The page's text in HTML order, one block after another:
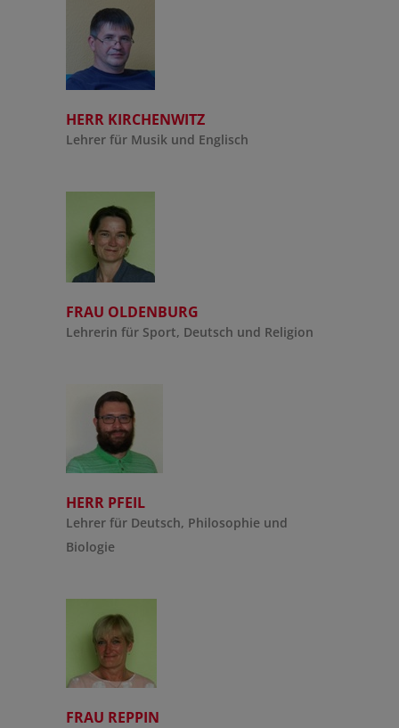
HERR KIRCHENWITZ
Lehrer für Musik und Englisch
FRAU OLDENBURG
Lehrerin für Sport, Deutsch und Religion
HERR PFEIL
Lehrer für Deutsch, Philosophie und
Biologie
FRAU REPPIN